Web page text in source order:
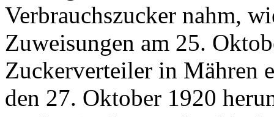
Verbrauchszucker nahm,
Zuweisungen am 25.
Zuckerverteiler in Mähren
den 27. Oktober 1920